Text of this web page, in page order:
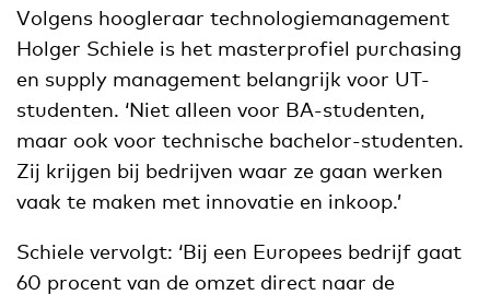
Volgens hoogleraar technologiemanagement
Holger Schiele is het masterprofiel purchasing
en supply management belangrijk voor UT-
studenten. ‘Niet alleen voor BA-studenten,
maar ook voor technische bachelor-studenten.
Zij krijgen bij bedrijven waar ze gaan werken
vaak te maken met innovatie en inkoop.’
Schiele vervolgt: ‘Bij een Europees bedrijf gaat
60 procent van de omzet direct naar de